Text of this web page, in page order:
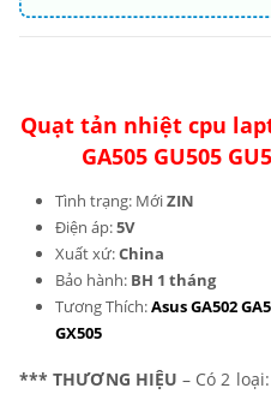
Quạt tản nhiệt cpu
GA505 GU505
Tình trạng: MớiZIN
Điện áp:5V
Xuất xứ:China
Bảo hành: BH 1 tháng
Tương Thích:Asus GA502
GX505
*** THƯƠNG HIỆU – Có 2 loại: